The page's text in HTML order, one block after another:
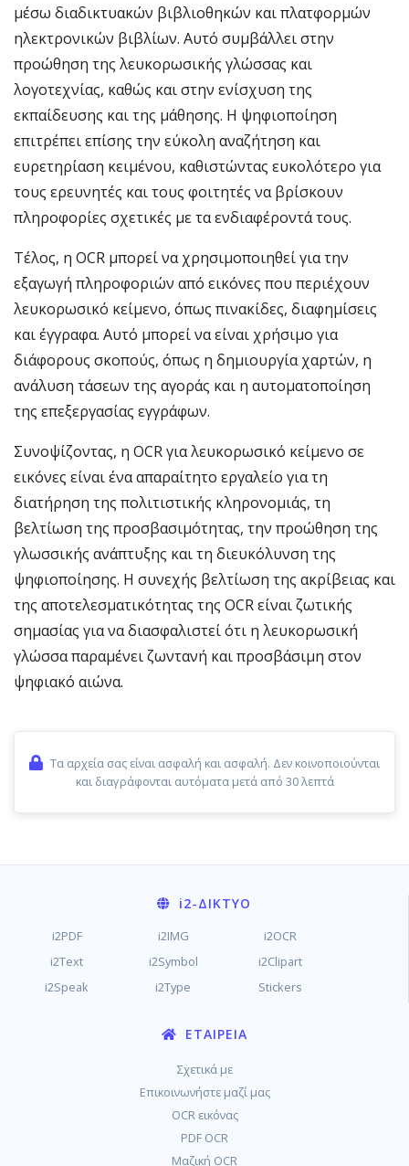
μέσω διαδικτυακών βιβλιοθηκών και πλατφορμών
ηλεκτρονικών βιβλίων. Αυτό συμβάλλει στην
προώθηση της λευκορωσικής γλώσσας και
λογοτεχνίας, καθώς και στην ενίσχυση της
εκπαίδευσης και της μάθησης. Η ψηφιοποίηση
επιτρέπει επίσης την εύκολη αναζήτηση και
ευρετηρίαση κειμένου, καθιστώντας ευκολότερο για
τους ερευνητές και τους φοιτητές να βρίσκουν
πληροφορίες σχετικές με τα ενδιαφέροντά τους.
Τέλος, η OCR μπορεί να χρησιμοποιηθεί για την
εξαγωγή πληροφοριών από εικόνες που περιέχουν
λευκορωσικό κείμενο, όπως πινακίδες, διαφημίσεις
και έγγραφα. Αυτό μπορεί να είναι χρήσιμο για
διάφορους σκοπούς, όπως η δημιουργία χαρτών, η
ανάλυση τάσεων της αγοράς και η αυτοματοποίηση
της επεξεργασίας εγγράφων.
Συνοψίζοντας, η OCR για λευκορωσικό κείμενο σε
εικόνες είναι ένα απαραίτητο εργαλείο για τη
διατήρηση της πολιτιστικής κληρονομιάς, τη
βελτίωση της προσβασιμότητας, την προώθηση της
γλωσσικής ανάπτυξης και τη διευκόλυνση της
ψηφιοποίησης. Η συνεχής βελτίωση της ακρίβειας και
της αποτελεσματικότητας της OCR είναι ζωτικής
σημασίας για να διασφαλιστεί ότι η λευκορωσική
γλώσσα παραμένει ζωντανή και προσβάσιμη στον
ψηφιακό αιώνα.
Τα αρχεία σας είναι ασφαλή και ασφαλή. Δεν κοινοποιούνται
και διαγράφονται αυτόματα μετά από 30 λεπτά
i2-ΔΊΚΤΥΟ
i2PDF i2IMG
i2OCR
i2Text
i2Symbol
i2Clipart
i2Speak
i2Type Stickers
ΕΤΑΙΡΕΊΑ
Σχετικά με
Επικοινωνήστε μαζί μας
OCR εικόνας
PDF OCR
Μαζική OCR